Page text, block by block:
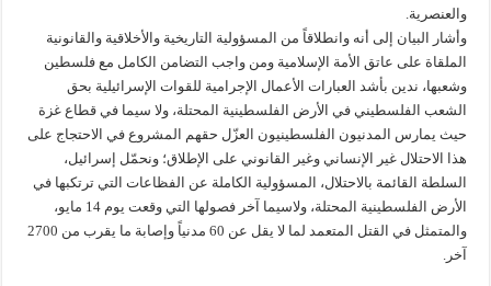
والعنصرية.
وأشار البيان إلى أنه وانطلاقاً من المسؤولية التاريخية والأخلاقية والقانونية
الملقاة على عاتق الأمة الإسلامية ومن واجب التضامن الكامل مع فلسطين
وشعبها، ندين بأشد العبارات الأعمال الإجرامية للقوات الإسرائيلية بحق
الشعب الفلسطيني في الأرض الفلسطينية المحتلة، ولا سيما في قطاع غزة
حيث يمارس المدنيون الفلسطينيون العزّل حقهم المشروع في الاحتجاج على
هذا الاحتلال غير الإنساني وغير القانوني على الإطلاق؛ ونحمّل إسرائيل،
السلطة القائمة بالاحتلال، المسؤولية الكاملة عن الفظاعات التي ترتكبها في
الأرض الفلسطينية المحتلة، ولاسيما آخر فصولها التي وقعت يوم 14 مايو،
والمتمثل في القتل المتعمد لما لا يقل عن 60 مدنياً وإصابة ما يقرب من 2700
آخر.